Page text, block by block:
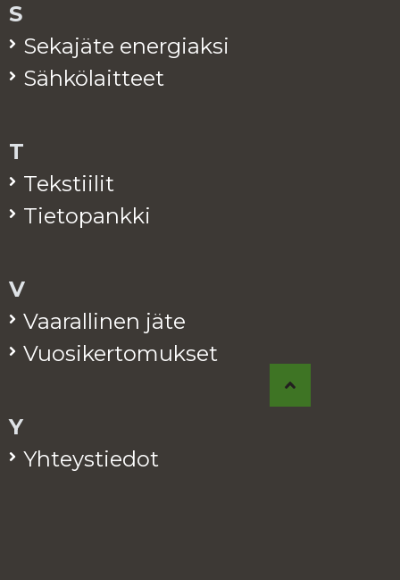
S
Se­ka­jä­te ener­giak­si
Säh­kö­lait­teet
T
Teks­tii­lit
Tie­to­pank­ki
V
Vaa­ral­li­nen jäte
Vuo­si­ker­to­muk­set
Y
Yh­teys­tie­dot